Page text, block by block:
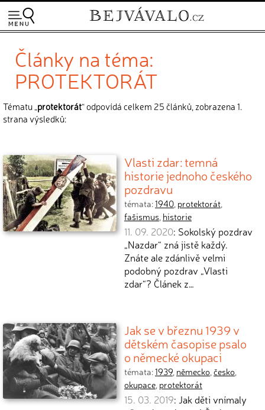
Články na téma:
PROTEKTORÁT
Tématu „protektorát“ odpovídá celkem 25 článků, zobrazena 1.
strana výsledků:
Vlasti zdar: temná
historie jednoho českého
pozdravu
témata:1940, protektorát,
fašismus, historie
11. 09. 2020: Sokolský pozdrav
„Nazdar“ zná jistě každý.
Znáte ale zdánlivě velmi
podobný pozdrav „Vlasti
zdar“? Článek z…
Jak se v březnu 1939 v
dětském časopise psalo
o německé okupaci
témata:1939, německo,česko,
okupace, protektorát
15. 03. 2019: Jak děti vnímaly